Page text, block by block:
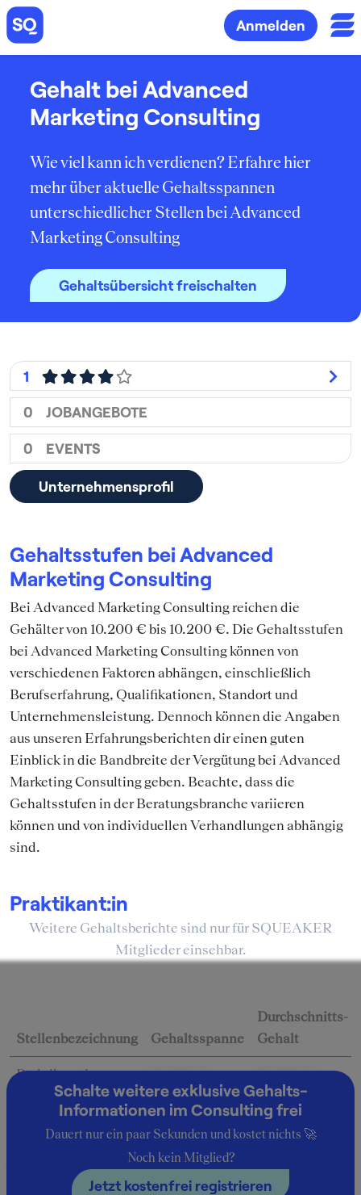
Anmelden
Gehalt bei Advanced
Marketing Consulting
Wie viel kann ich verdienen? Erfahre hier
mehr über aktuelle Gehaltsspannen
unterschiedlicher Stellen bei Advanced
Marketing Consulting
Gehaltsübersicht freischalten
1
0 JOBANGEBOTE
0 EVENTS
Unternehmensprofil
Gehaltsstufen bei Advanced
Marketing Consulting
Bei Advanced Marketing Consulting reichen die
Gehälter von 10.200 € bis 10.200 €. Die Gehaltsstufen
bei Advanced Marketing Consulting können von
verschiedenen Faktoren abhängen, einschließlich
Berufserfahrung, Qualifikationen, Standort und
Unternehmensleistung. Dennoch können die Angaben
aus unseren Erfahrungsberichten dir einen guten
Einblick in die Bandbreite der Vergütung bei Advanced
Marketing Consulting geben. Beachte, dass die
Gehaltsstufen in der Beratungsbranche variieren
können und von individuellen Verhandlungen abhängig
sind.
Praktikant:in
Weitere Gehaltsberichte sind nur für SQUEAKER
Mitglieder einsehbar.
Stellenbezeichnung Gehaltsspanne
Durchschnitts-
Gehalt
Praktikant:in
10.200 € -
10.200 €
10.200 €
Insider-Berichte zum Gehalt bei
Schalte weitere exklusive Gehalts-
Informationen im Consulting frei
Dauert nur ein paar Sekunden und kostet nichts 🚀
Noch kein Mitglied?
Jetzt kostenfrei registrieren